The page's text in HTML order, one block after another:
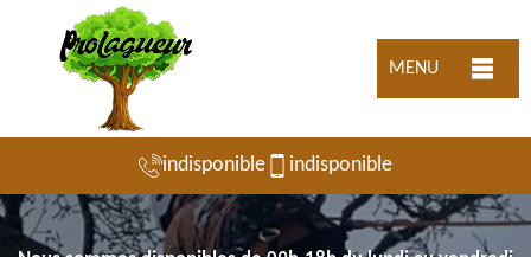
MENU
indisponible indisponible